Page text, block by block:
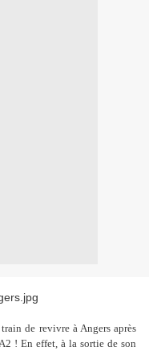
de revivre à Angers après
! En effet, à la sortie de son